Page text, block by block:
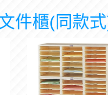
件櫃(同款